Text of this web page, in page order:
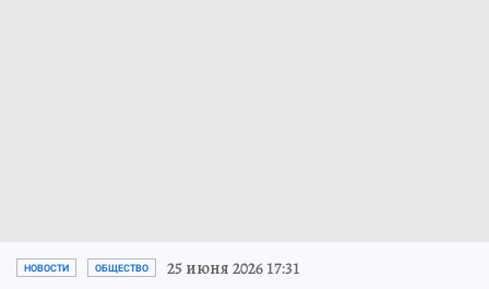
НОВОСТИ ОБЩЕСТВО 25 июня 2026 17:31